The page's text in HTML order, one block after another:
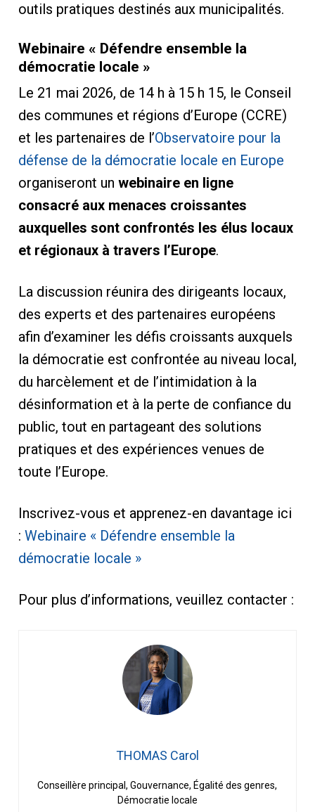
outils pratiques destinés aux municipalités.
Webinaire « Défendre ensemble la
démocratie locale »
Le 21 mai 2026, de 14 h à 15 h 15, le Conseil
des communes et régions d’Europe (CCRE)
et les partenaires de l’Observatoire pour la
défense de la démocratie locale en Europe
organiseront un webinaire en ligne
consacré aux menaces croissantes
auxquelles sont confrontés les élus locaux
et régionaux à travers l’Europe.
La discussion réunira des dirigeants locaux,
des experts et des partenaires européens
afin d’examiner les défis croissants auxquels
la démocratie est confrontée au niveau local,
du harcèlement et de l’intimidation à la
désinformation et à la perte de confiance du
public, tout en partageant des solutions
pratiques et des expériences venues de
toute l’Europe.
Inscrivez-vous et apprenez-en davantage ici
: Webinaire « Défendre ensemble la
démocratie locale »
Pour plus d’informations, veuillez contacter :
THOMAS Carol
Conseillère principal, Gouvernance, Égalité des genres,
Démocratie locale